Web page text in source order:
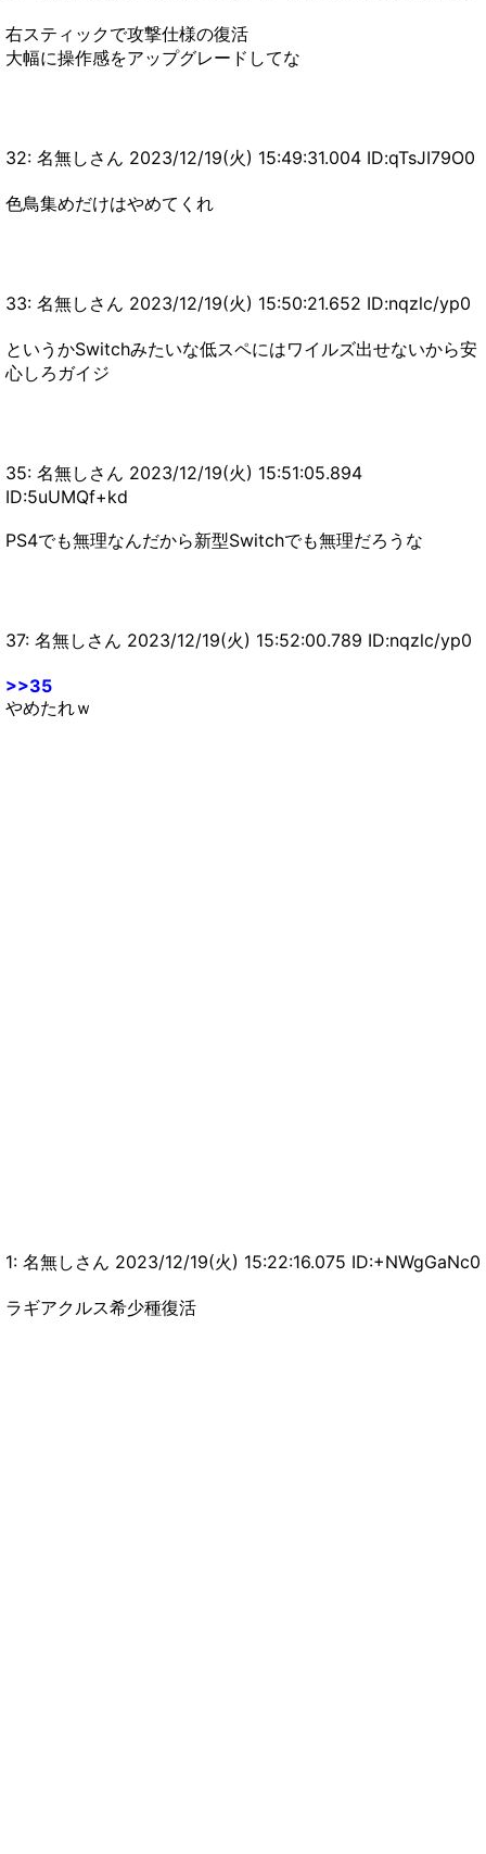
右スティックで攻撃仕様の復活
大幅に操作感をアップグレードしてな
32: 名無しさん 2023/12/19(火) 15:49:31.004 ID:qTsJI79O0
色鳥集めだけはやめてくれ
33: 名無しさん 2023/12/19(火) 15:50:21.652 ID:nqzlc/yp0
というかSwitchみたいな低スペにはワイルズ出せないから安
心しろガイジ
35: 名無しさん 2023/12/19(火) 15:51:05.894
ID:5uUMQf+kd
PS4でも無理なんだから新型Switchでも無理だろうな
37: 名無しさん 2023/12/19(火) 15:52:00.789 ID:nqzlc/yp0
>>35
やめたれｗ
1: 名無しさん 2023/12/19(火) 15:22:16.075 ID:+NWgGaNc0
ラギアクルス希少種復活